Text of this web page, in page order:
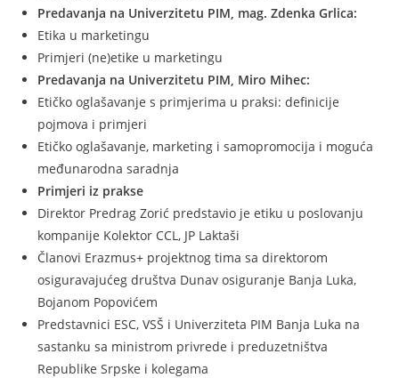
Predavanja na Univerzitetu PIM, mag. Zdenka Grlica:
Etika u marketingu
Primjeri (ne)etike u marketingu
Predavanja na Univerzitetu PIM, Miro Mihec:
Etičko oglašavanje s primjerima u praksi: definicije
pojmova i primjeri
Etičko oglašavanje, marketing i samopromocija i moguća
međunarodna saradnja
Primjeri iz prakse
Direktor Predrag Zorić predstavio je etiku u poslovanju
kompanije Kolektor CCL, JP Laktaši
Članovi Erazmus+ projektnog tima sa direktorom
osiguravajućeg društva Dunav osiguranje Banja Luka,
Bojanom Popovićem
Predstavnici ESC, VSŠ i Univerziteta PIM Banja Luka na
sastanku sa ministrom privrede i preduzetništva
Republike Srpske i kolegama